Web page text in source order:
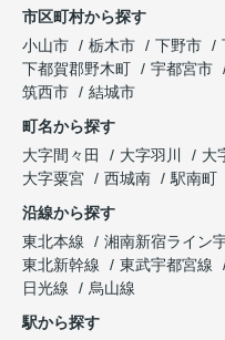
市区町村から探す
小山市
栃木市 下野市
下都賀郡野木町
宇都宮市
筑西市
結城市
町名から探す
大字間々田
大字羽川 大
大字粟宮
西城南 駅南町
沿線から探す
東北本線
湘南新宿ライン
東北新幹線
東武宇都宮線
日光線
烏山線
駅から探す